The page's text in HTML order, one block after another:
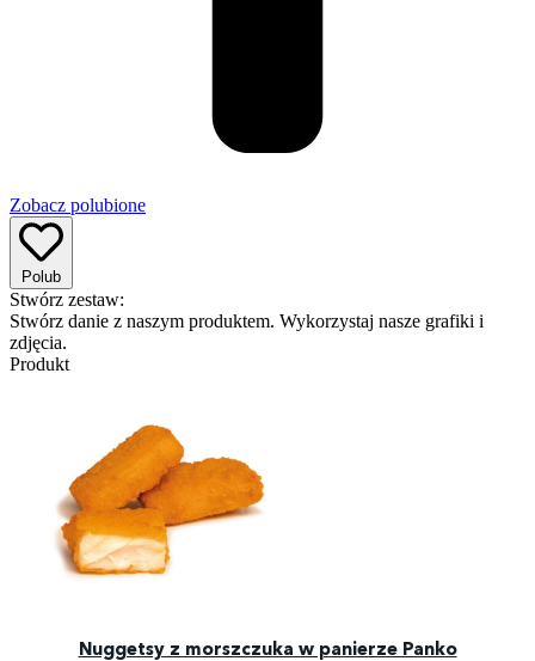
Zobacz polubione
Polub
Stwórz zestaw:
Stwórz danie z naszym produktem. Wykorzystaj nasze grafiki i
zdjęcia.
Produkt
Nuggetsy z morszczuka w panierze Panko